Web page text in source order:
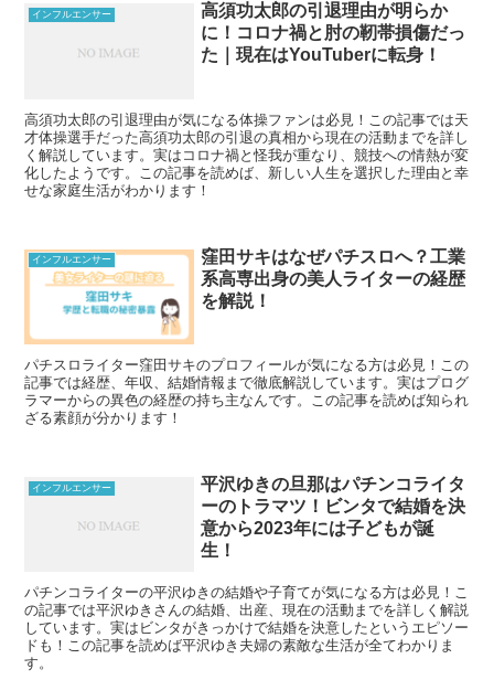
インフルエンサー
高須功太郎の引退理由が明らか
に！コロナ禍と肘の靭帯損傷だっ
た｜現在はYouTuberに転身！
高須功太郎の引退理由が気になる体操ファンは必見！この記事では天
才体操選手だった高須功太郎の引退の真相から現在の活動までを詳し
く解説しています。実はコロナ禍と怪我が重なり、競技への情熱が変
化したようです。この記事を読めば、新しい人生を選択した理由と幸
せな家庭生活がわかります！
インフルエンサー
窪田サキはなぜパチスロへ？工業
系高専出身の美人ライターの経歴
を解説！
パチスロライター窪田サキのプロフィールが気になる方は必見！この
記事では経歴、年収、結婚情報まで徹底解説しています。実はプログ
ラマーからの異色の経歴の持ち主なんです。この記事を読めば知られ
ざる素顔が分かります！
インフルエンサー
平沢ゆきの旦那はパチンコライタ
ーのトラマツ！ビンタで結婚を決
意から2023年には子どもが誕
生！
パチンコライターの平沢ゆきの結婚や子育てが気になる方は必見！こ
の記事では平沢ゆきさんの結婚、出産、現在の活動までを詳しく解説
しています。実はビンタがきっかけで結婚を決意したというエピソー
ドも！この記事を読めば平沢ゆき夫婦の素敵な生活が全てわかりま
す。